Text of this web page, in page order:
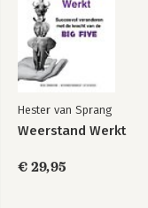
Bekijk alle boeken
Hester van Sprang
Weerstand Werkt
€ 29,95